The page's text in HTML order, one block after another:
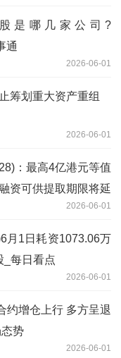
是哪几家公司?
通
2026-06-01
筹划重大资产重组
2026-06-01
：最高4亿港元等值
资可供提取期限将延
2026-06-01
月1日耗资1073.06万
_每日看点
2026-06-01
约增仓上行 多方呈退
势
2026-06-01